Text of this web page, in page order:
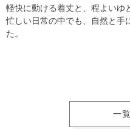
軽快に動ける着丈と、程よいゆ
忙しい日常の中でも、自然と手
た。
一